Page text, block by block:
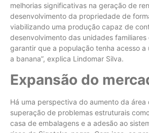
melhorias significativas na geração de
desenvolvimento da propriedade de
viabilizando uma produção capaz de
desenvolvimento das unidades
garantir que a população tenha acesso
a banana”, explica Lindomar Silva.
Expansão do
Há uma perspectiva do aumento da área
superação de problemas estruturais
casa de embalagens e a adesão ao